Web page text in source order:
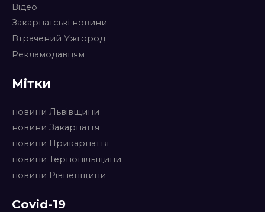
Відео
Закарпатські новини
Втрачений Ужгород
Рекламодавцям
Мітки
новини Львівщини
новини Закарпаття
новини Прикарпаття
новини Тернопільщини
новини Рівненщини
Covid-19